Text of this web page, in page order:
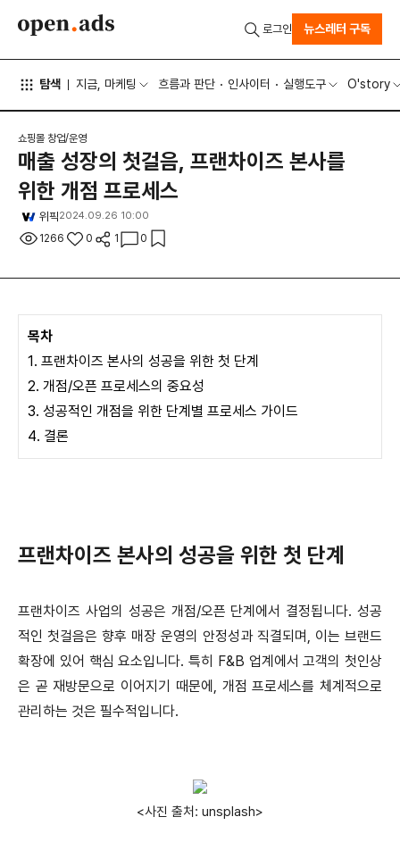
탐색 지금, 마케팅 흐름과 판단 인사이터 실행도구 O'story
로그인 뉴스레터 구독
쇼핑몰 창업/운영
매출 성장의 첫걸음, 프랜차이즈 본사를
위한 개점 프로세스
위픽2024.09.26 10:00
1266 0 1 0
목차
1. 프랜차이즈 본사의 성공을 위한 첫 단계
2. 개점/오픈 프로세스의 중요성
3. 성공적인 개점을 위한 단계별 프로세스 가이드
4. 결론
프랜차이즈 본사의 성공을 위한 첫 단계
프랜차이즈 사업의 성공은 개점/오픈 단계에서 결정됩니다. 성공
적인 첫걸음은 향후 매장 운영의 안정성과 직결되며, 이는 브랜드
확장에 있어 핵심 요소입니다. 특히 F&B 업계에서 고객의 첫인상
은 곧 재방문으로 이어지기 때문에, 개점 프로세스를 체계적으로
관리하는 것은 필수적입니다.
<사진 출처: unsplash>